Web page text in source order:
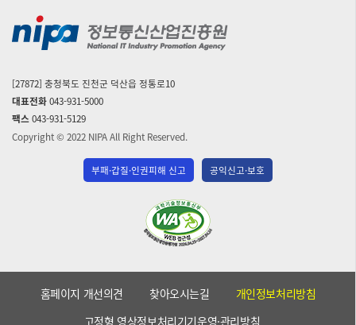
[27872] 충청북도 진천군 덕산읍 정통로10
대표전화043-931-5000
팩스043-931-5129
Copyright © 2022 NIPA All Right Reserved.
부패·갑질·인권피해 신고 공익신고·보호
(사)
한
국
인
홈페이지 개선의견 찾아오시는길
개인정보처리방침
고정형 영상정보처리기기운영·관리방침